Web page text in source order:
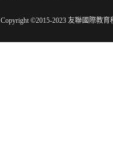
Copyright ©2015-2023 友聯國際教